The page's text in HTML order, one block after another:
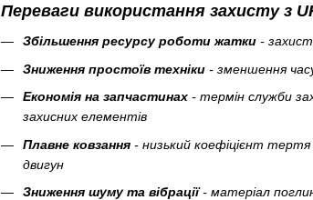
Переваги використання захисту з
Збільшення ресурсу роботи жатки - захист
Зниження простоїв техніки - зменшення
Економія на запчастинах - термін служби
захисних елементів
Плавне ковзання - низький коефіцієнт
двигун
Зниження шуму та вібрації- матеріал